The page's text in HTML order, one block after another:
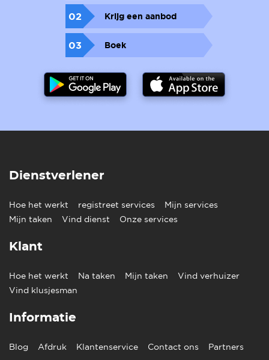
02 Krijg een aanbod
03 Boek
Dienstverlener
Hoe het werkt registreet services
Mijn services
Mijn taken
Vind dienst Onze services
Klant
Hoe het werkt Na taken Mijn taken
Vind verhuizer
Vind klusjesman
Informatie
Blog Afdruk Klantenservice Contact ons Partners